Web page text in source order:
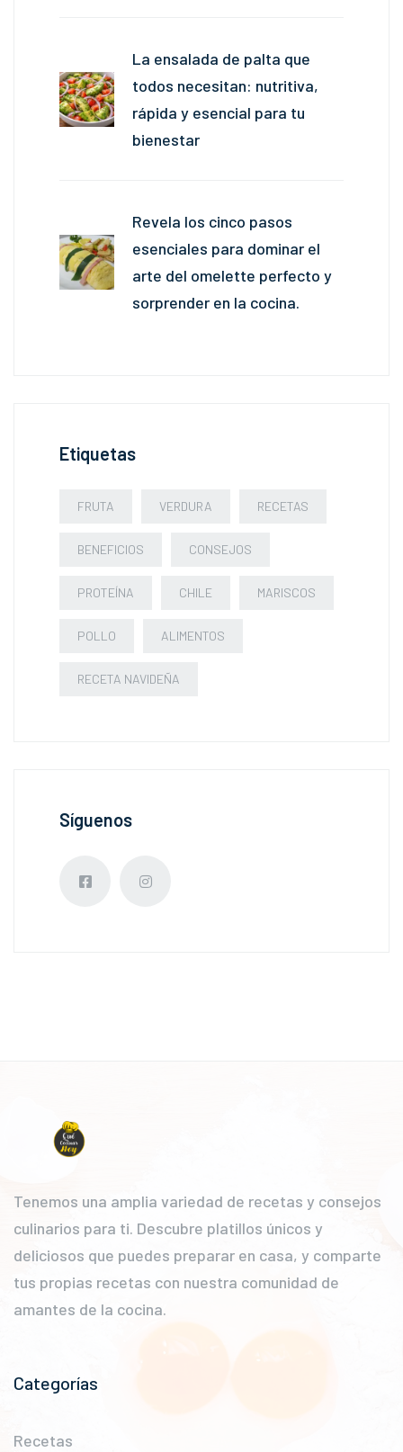
La ensalada de palta que
todos necesitan: nutritiva,
rápida y esencial para tu
bienestar
Revela los cinco pasos
esenciales para dominar el
arte del omelette perfecto y
sorprender en la cocina.
Etiquetas
FRUTA VERDURA RECETAS
BENEFICIOS CONSEJOS
PROTEÍNA CHILE MARISCOS
POLLO ALIMENTOS
RECETA NAVIDEÑA
Síguenos
Tenemos una amplia variedad de recetas y consejos
culinarios para ti. Descubre platillos únicos y
deliciosos que puedes preparar en casa, y comparte
tus propias recetas con nuestra comunidad de
amantes de la cocina.
Categorías
Recetas